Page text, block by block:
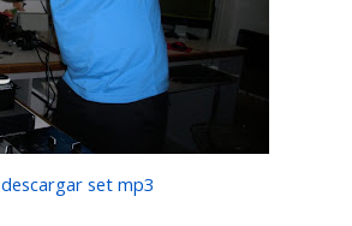
descargar set mp3